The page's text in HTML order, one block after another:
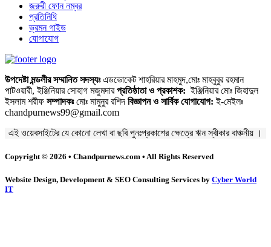
জরুরী ফোন নম্বর
প্রতিনিধি
ভ্রমন গাইড
যোগাযোগ
উপদেষ্টা মন্ডলীর সম্মানিত সদস্যঃএডভোকেট শাহরিয়ার মাহমুদ,মোঃ মাহবুবুর রহমান
পাটওয়ারী, ইঞ্জিনিয়ার সোহাগ মজুমদারপ্রতিষ্ঠাতা ও প্রকাশক: ইঞ্জিনিয়ার মোঃ জিহাদুল
ইসলাম শরীফ সম্পাদকঃমোঃ মামুনুর রশিদ বিজ্ঞাপন ও সার্বিক যোগাযোগ: ই-মেইলঃ
chandpurnews99@gmail.com
এই ওয়েবসাইটের যে কোনো লেখা বা ছবি পুনঃপ্রকাশের ক্ষেত্রে ঋন স্বীকার বাঞ্চনীয় ।
Copyright © 2026 • Chandpurnews.com • All Rights Reserved
Website Design, Development & SEO Consulting Services by Cyber World
IT